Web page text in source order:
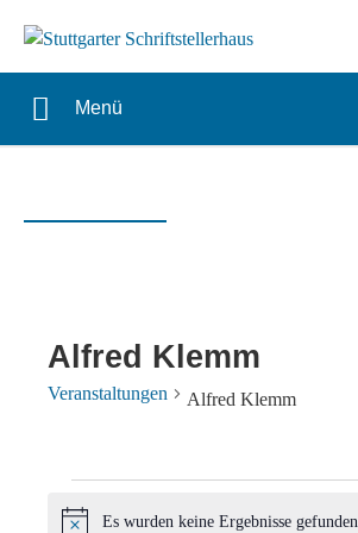
Menü
Alfred Klemm
Veranstaltungen Alfred Klemm
Veranstaltungen
Es wurden keine Ergebnisse gefunden.